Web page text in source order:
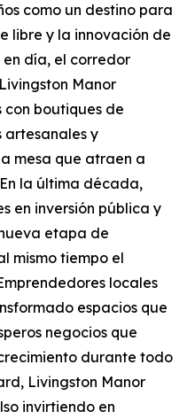
como un destino para
libre y la innovación de
en día, el corredor
Manor
boutiques de
artesanales y
mesa que atraen a
la última década,
en inversión pública y
etapa de
mismo tiempo el
locales
espacios que
negocios que
durante todo
Livingston Manor
invirtiendo en